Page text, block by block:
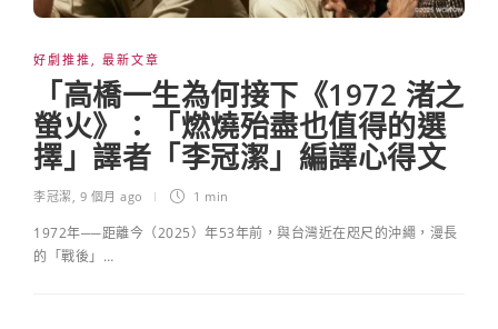
好劇推推, 最新文章
「高橋一生為何接下《1972 渚之
螢火》：「燃燒殆盡也值得的選
擇」譯者「李冠潔」編譯心得文
李冠潔 , 9 個月 ago 1 min
1972年──距離今（2025）年53年前，與台灣近在咫尺的沖繩，漫長
的「戰後」…